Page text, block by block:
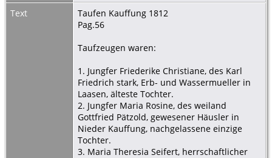
Text
Taufen Kauffung 1812
Pag.56
Taufzeugen waren:
1. Jungfer Friederike Christiane, des Karl
Friedrich stark, Erb- und Wassermueller in
Laasen, älteste Tochter.
2. Jungfer Maria Rosine, des weiland
Gottfried Pätzold, gewesener Häusler in
Nieder Kauffung, nachgelassene einzige
Tochter.
3. Maria Theresia Seifert, herrschaftlicher